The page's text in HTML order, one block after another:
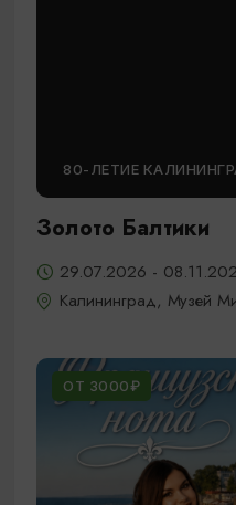
80-ЛЕТИЕ
Золото Балтики
29.07.2026 -
Калининград, Музей
ОТ 3000₽